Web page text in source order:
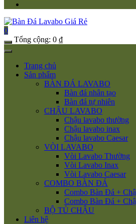
0
Tổng cộng: 0 ₫
Trang chủ
Sản phẩm
BÀN ĐÁ LAVABO
Bàn đá nhân tạo
Bàn đá tự nhiên
CHẬU LAVABO
Chậu lavabo thường
Chậu lavabo inax
Chậu lavabo Caesar
VÒI LAVABO
Vòi Lavabo Thường
Vòi Lavabo Inax
Vòi Lavabo Caesar
COMBO BÀN ĐÁ
Combo Bàn Đá +
Combo Bàn Đá +
BỘ TỦ CHẬU
Liên hệ